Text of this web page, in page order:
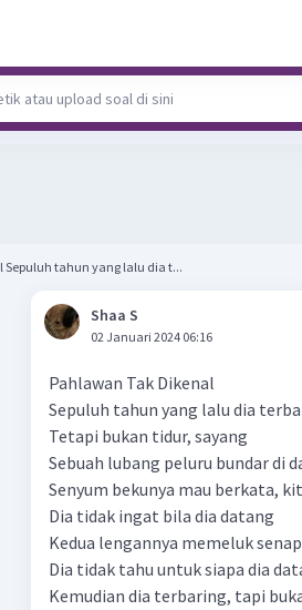
Sepuluh tahun yang lalu dia t...
Shaa S
02 Januari 2024 06:16
Pahlawan Tak Dikenal
Sepuluh tahun yang lalu dia
Tetapi bukan tidur, sayang
Sebuah lubang peluru bundar di
Senyum bekunya mau berkata,
Dia tidak ingat bila dia datang
Kedua lengannya memeluk
Dia tidak tahu untuk siapa dia
Kemudian dia terbaring, tapi